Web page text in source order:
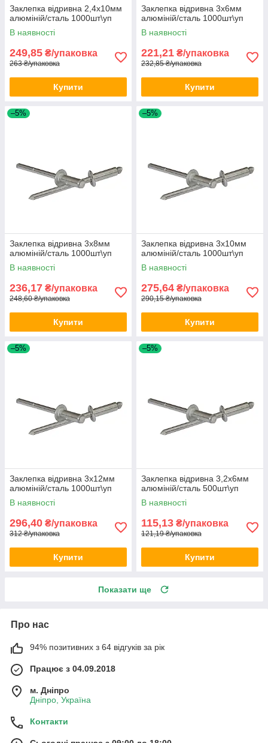
Заклепка відривна 2,4х10мм
алюміній/сталь 1000шт\уп
В наявності
249,85 ₴/упаковка
263 ₴/упаковка
Купити
Заклепка відривна 3х6мм
алюміній/сталь 1000шт\уп
В наявності
221,21 ₴/упаковка
232,85 ₴/упаковка
Купити
–5%
Заклепка відривна 3х8мм
алюміній/сталь 1000шт\уп
В наявності
236,17 ₴/упаковка
248,60 ₴/упаковка
Купити
–5%
Заклепка відривна 3х10мм
алюміній/сталь 1000шт\уп
В наявності
275,64 ₴/упаковка
290,15 ₴/упаковка
Купити
–5%
Заклепка відривна 3х12мм
алюміній/сталь 1000шт\уп
В наявності
296,40 ₴/упаковка
312 ₴/упаковка
Купити
–5%
Заклепка відривна 3,2х6мм
алюміній/сталь 500шт\уп
В наявності
115,13 ₴/упаковка
121,19 ₴/упаковка
Купити
Показати ще
Про нас
94% позитивних з 64 відгуків за рік
Працює з 04.09.2018
м. Дніпро
Дніпро, Україна
Контакти